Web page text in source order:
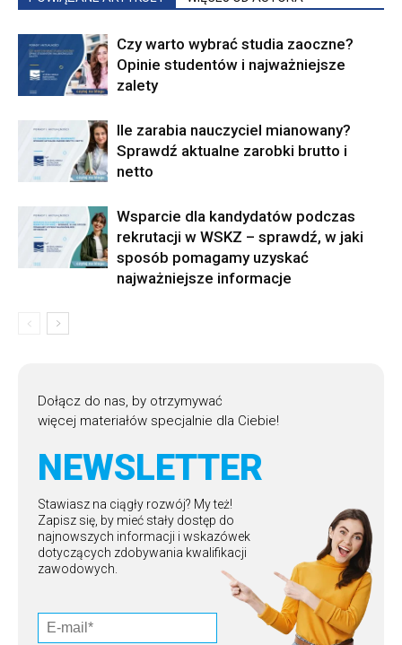
Czy warto wybrać studia zaoczne?
Opinie studentów i najważniejsze
zalety
Ile zarabia nauczyciel mianowany?
Sprawdź aktualne zarobki brutto i
netto
Wsparcie dla kandydatów podczas
rekrutacji w WSKZ – sprawdź, w jaki
sposób pomagamy uzyskać
najważniejsze informacje
Dołącz do nas, by otrzymywać
więcej materiałów specjalnie dla Ciebie!
NEWSLETTER
Stawiasz na ciągły rozwój? My też!
Zapisz się, by mieć stały dostęp do
najnowszych informacji i wskazówek
dotyczących zdobywania kwalifikacji
zawodowych.